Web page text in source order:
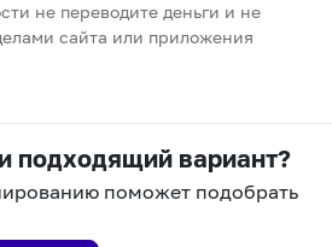
не переводите деньги и не
сайта или приложения
подходящий вариант?
поможет подобрать